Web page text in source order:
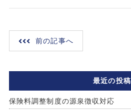
前の記事へ
最近の投稿
保険料調整制度の源泉徴収対応